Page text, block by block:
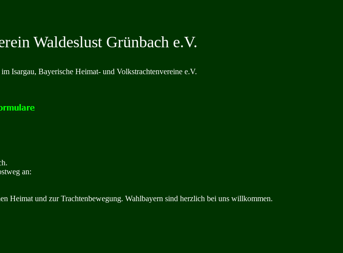
Waldeslust Grünbach e.V.
Isargau, Bayerische Heimat- und Volkstrachtenvereine e.V.
an:
Heimat und zur Trachtenbewegung. Wahlbayern sind herzlich bei uns willkommen.